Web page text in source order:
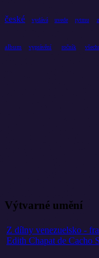
české vydává uvede rytmu
album vyprávění ročník
Výtvarné umění
Z dílny venezuelsko -
Edith Chapat de Cacho